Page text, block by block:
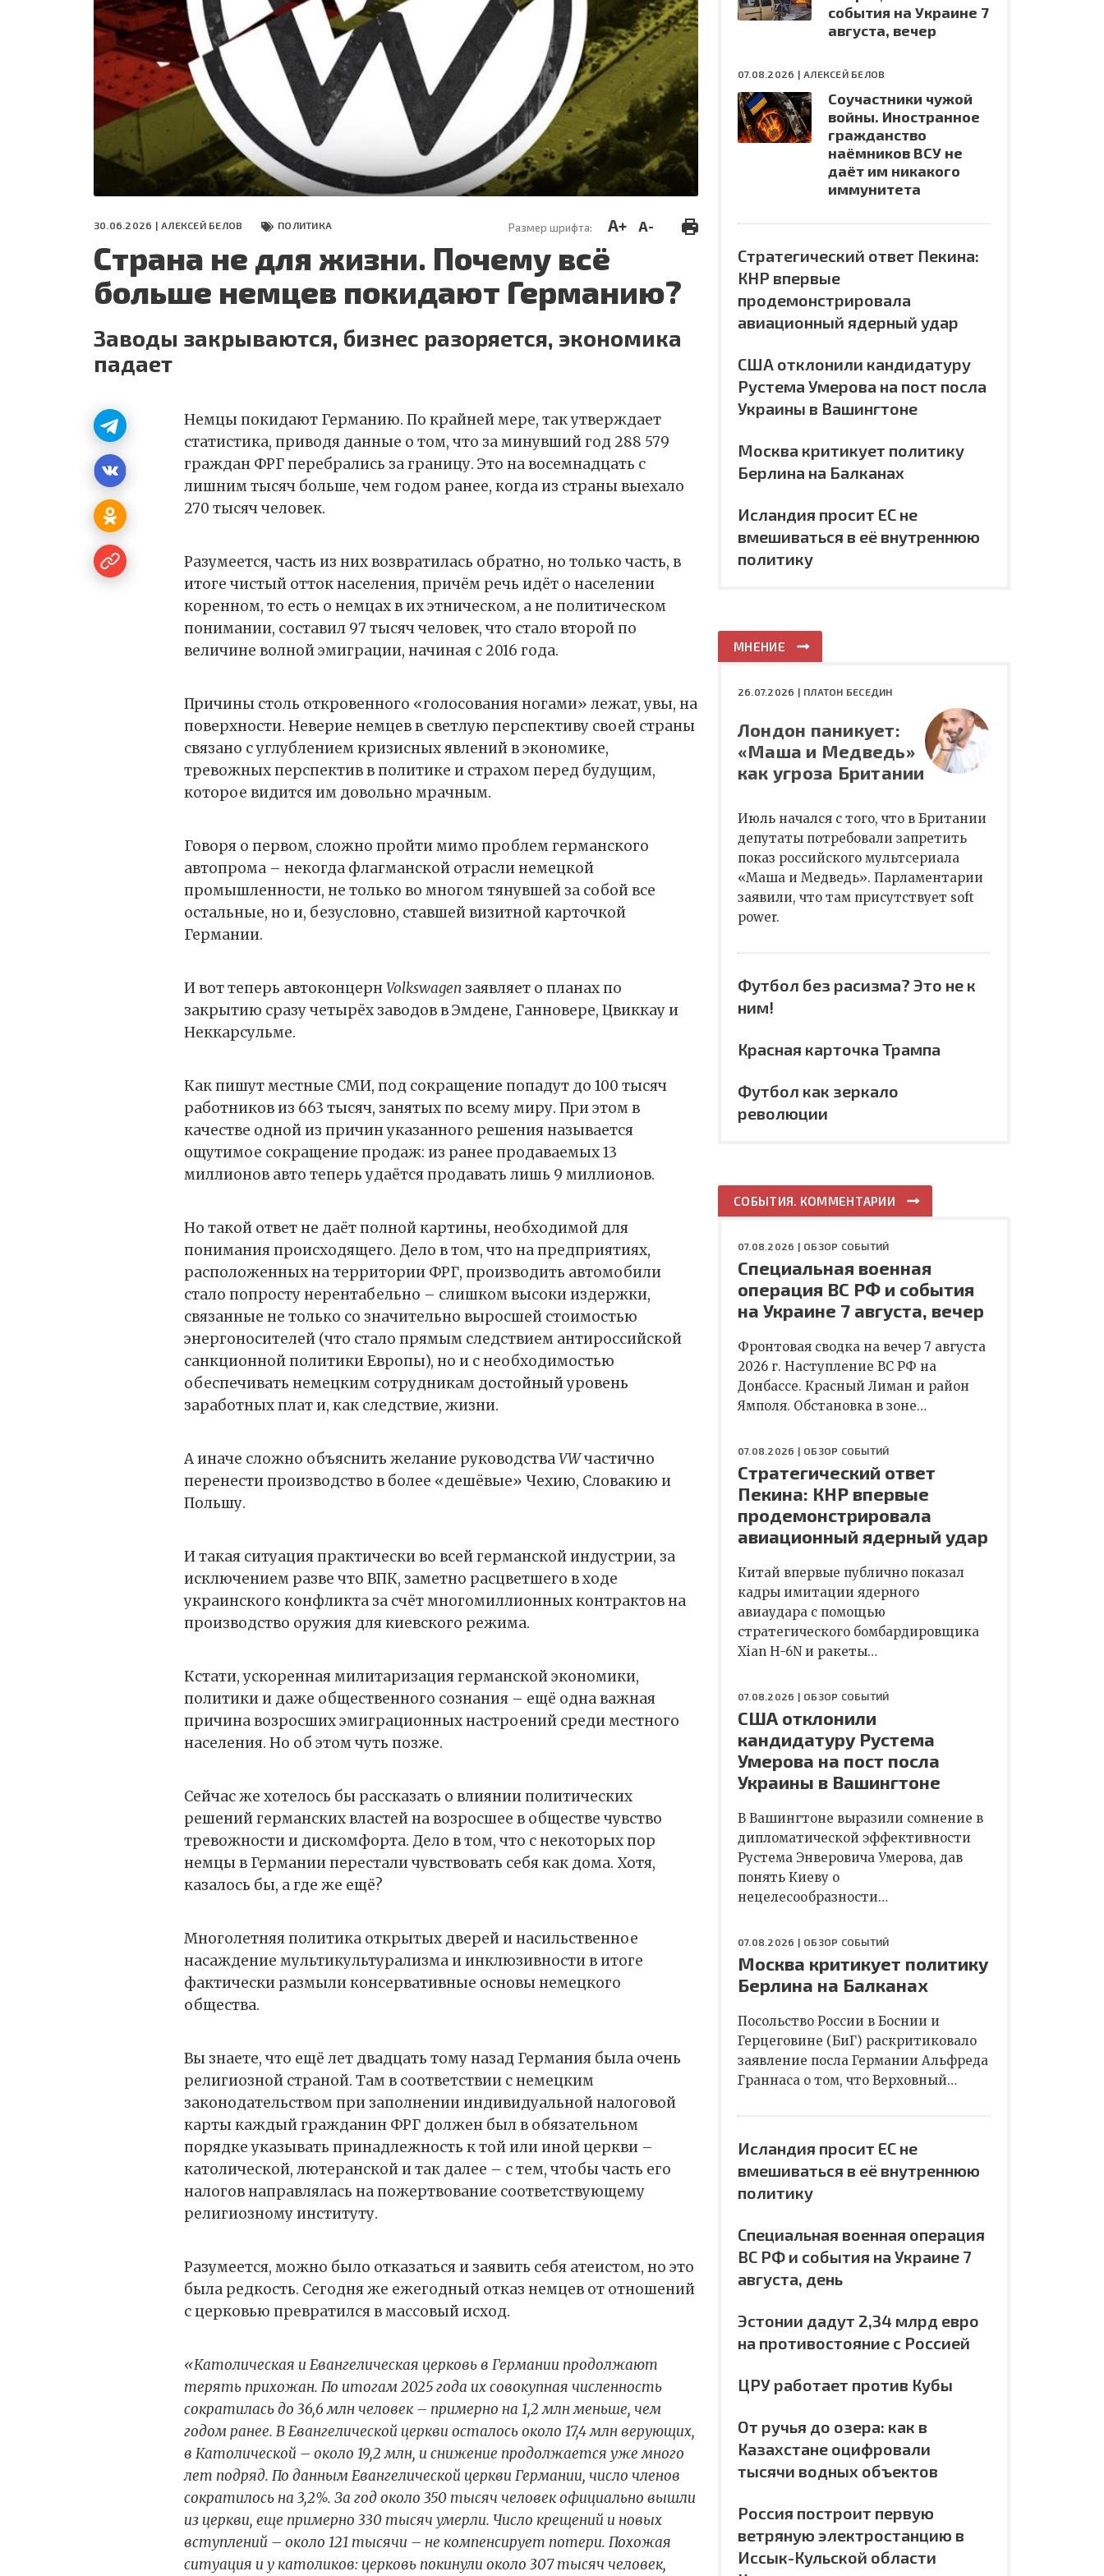
СЕГОДНЯ
ПОЛЯ БИТВЫ 2024
30.06.2026 |АЛЕКСЕЙ БЕЛОВ ПОЛИТИКА Размер шрифта: A+ A-
Страна не для жизни. Почему всё
больше немцев покидают Германию?
Заводы закрываются, бизнес разоряется, экономика
падает
Немцы покидают Германию. По крайней мере, так утверждает
статистика, приводя данные о том, что за минувший год 288 579
граждан ФРГ перебрались за границу. Это на восемнадцать с
лишним тысяч больше, чем годом ранее, когда из страны выехало
270 тысяч человек.
Разумеется, часть из них возвратилась обратно, но только часть, в
итоге чистый отток населения, причём речь идёт о населении
коренном, то есть о немцах в их этническом, а не политическом
понимании, составил 97 тысяч человек, что стало второй по
величине волной эмиграции, начиная с 2016 года.
Причины столь откровенного «голосования ногами» лежат, увы, на
поверхности. Неверие немцев в светлую перспективу своей страны
связано с углублением кризисных явлений в экономике,
тревожных перспектив в политике и страхом перед будущим,
которое видится им довольно мрачным.
Говоря о первом, сложно пройти мимо проблем германского
автопрома – некогда флагманской отрасли немецкой
промышленности, не только во многом тянувшей за собой все
остальные, но и, безусловно, ставшей визитной карточкой
Германии.
И вот теперь автоконцернVolkswagen заявляет о планах по
закрытию сразу четырёх заводов в Эмдене, Ганновере, Цвиккау и
Неккарсульме.
Как пишут местные СМИ, под сокращение попадут до 100 тысяч
работников из 663 тысяч, занятых по всему миру. При этом в
качестве одной из причин указанного решения называется
ощутимое сокращение продаж: из ранее продаваемых 13
миллионов авто теперь удаётся продавать лишь 9 миллионов.
Но такой ответ не даёт полной картины, необходимой для
понимания происходящего. Дело в том, что на предприятиях,
расположенных на территории ФРГ, производить автомобили
стало попросту нерентабельно – слишком высоки издержки,
связанные не только со значительно выросшей стоимостью
энергоносителей (что стало прямым следствием антироссийской
санкционной политики Европы), но и с необходимостью
обеспечивать немецким сотрудникам достойный уровень
заработных плат и, как следствие, жизни.
А иначе сложно объяснить желание руководстваVWчастично
перенести производство в более «дешёвые» Чехию, Словакию и
Польшу.
И такая ситуация практически во всей германской индустрии, за
исключением разве что ВПК, заметно расцветшего в ходе
украинского конфликта за счёт многомиллионных контрактов на
производство оружия для киевского режима.
Кстати, ускоренная милитаризация германской экономики,
политики и даже общественного сознания – ещё одна важная
причина возросших эмиграционных настроений среди местного
населения. Но об этом чуть позже.
Сейчас же хотелось бы рассказать о влиянии политических
решений германских властей на возросшее в обществе чувство
тревожности и дискомфорта. Дело в том, что с некоторых пор
немцы в Германии перестали чувствовать себя как дома. Хотя,
казалось бы, а где же ещё?
Многолетняя политика открытых дверей и насильственное
насаждение мультикультурализма и инклюзивности в итоге
фактически размыли консервативные основы немецкого
общества.
Вы знаете, что ещё лет двадцать тому назад Германия была очень
религиозной страной. Там в соответствии с немецким
законодательством при заполнении индивидуальной налоговой
карты каждый гражданин ФРГ должен был в обязательном
порядке указывать принадлежность к той или иной церкви –
католической, лютеранской и так далее – с тем, чтобы часть его
налогов направлялась на пожертвование соответствующему
религиозному институту.
Разумеется, можно было отказаться и заявить себя атеистом, но это
была редкость. Сегодня же ежегодный отказ немцев от отношений
с церковью превратился в массовый исход.
«Католическая и Евангелическая церковь в Германии продолжают
терять прихожан. По итогам 2025 года их совокупная численность
сократилась до 36,6 млн человек – примерно на 1,2 млн меньше, чем
годом ранее. В Евангелической церкви осталось около 17,4 млн верующих,
в Католической – около 19,2 млн, и снижение продолжается уже много
лет подряд. По данным Евангелической церкви Германии, число членов
сократилось на 3,2%. За год около 350 тысяч человек официально вышли
из церкви, еще примерно 330 тысяч умерли. Число крещений и новых
вступлений – около 121 тысячи – не компенсирует потери. Похожая
ситуация и у католиков: церковь покинули около 307 тысяч человек,
события на Украине 7
августа, вечер
07.08.2026 |АЛЕКСЕЙ БЕЛОВ
Соучастники чужой
войны. Иностранное
гражданство
наёмников ВСУ не
даёт им никакого
иммунитета
Стратегический ответ Пекина:
КНР впервые
продемонстрировала
авиационный ядерный удар
США отклонили кандидатуру
Рустема Умерова на пост посла
Украины в Вашингтоне
Москва критикует политику
Берлина на Балканах
Исландия просит ЕС не
вмешиваться в её внутреннюю
политику
МНЕНИЕ
26.07.2026 | ПЛАТОН БЕСЕДИН
Лондон паникует:
«Маша и Медведь»
как угроза Британии
Июль начался с того, что в Британии
депутаты потребовали запретить
показ российского мультсериала
«Маша и Медведь». Парламентарии
заявили, что там присутствует soft
power.
Футбол без расизма? Это не к
ним!
Красная карточка Трампа
Футбол как зеркало
революции
СОБЫТИЯ. КОММЕНТАРИИ
07.08.2026 | ОБЗОР СОБЫТИЙ
Специальная военная
операция ВС РФ и события
на Украине 7 августа, вечер
Фронтовая сводка на вечер 7 августа
2026 г. Наступление ВС РФ на
Донбассе. Красный Лиман и район
Ямполя. Обстановка в зоне…
07.08.2026 | ОБЗОР СОБЫТИЙ
Стратегический ответ
Пекина: КНР впервые
продемонстрировала
авиационный ядерный удар
Китай впервые публично показал
кадры имитации ядерного
авиаудара с помощью
стратегического бомбардировщика
Xian H-6N и ракеты…
07.08.2026 | ОБЗОР СОБЫТИЙ
США отклонили
кандидатуру Рустема
Умерова на пост посла
Украины в Вашингтоне
В Вашингтоне выразили сомнение в
дипломатической эффективности
Рустема Энверовича Умерова, дав
понять Киеву о
нецелесообразности…
07.08.2026 | ОБЗОР СОБЫТИЙ
Москва критикует политику
Берлина на Балканах
Посольство России в Боснии и
Герцеговине (БиГ) раскритиковало
заявление посла Германии Альфреда
Граннаса о том, что Верховный…
Исландия просит ЕС не
вмешиваться в её внутреннюю
политику
Специальная военная операция
ВС РФ и события на Украине 7
августа, день
Эстонии дадут 2,34 млрд евро
на противостояние с Россией
ЦРУ работает против Кубы
От ручья до озера: как в
Казахстане оцифровали
тысячи водных объектов
Россия построит первую
ветряную электростанцию в
Иссык-Кульской области